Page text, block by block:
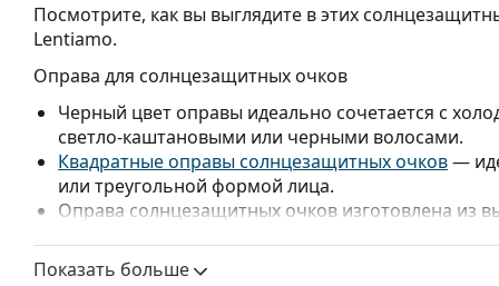
Посмотрите, как вы выглядите в этих
Lentiamo.
Оправа для солнцезащитных очков
Черный цвет оправы идеально сочетается с
светло-каштановыми или черными волосами.
Квадратные оправы солнцезащитных очков—
или треугольной формой лица.
Оправа солнцезащитных очков изготовлена из
Линзы для солнцезащитных очков
Показать больше